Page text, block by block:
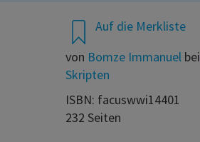
Auf die Merkliste
von Bomze Immanuel bei
Skripten
ISBN: facuswwi14401
232 Seiten